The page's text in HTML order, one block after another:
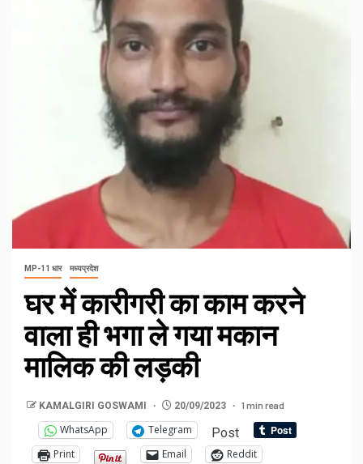
MP-11 धार मध्यप्रदेश
घर में कारीगरी का काम करने
वाला ही भगा ले गया मकान
मालिक की लड़की
KAMALGIRI GOSWAMI 20/09/2023 1 min read
WhatsApp Telegram Post
Print Email
Reddit